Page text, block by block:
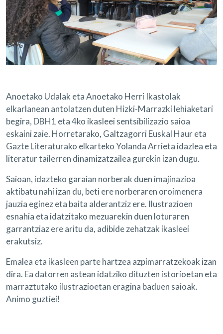
Anoetako Udalak eta Anoetako Herri Ikastolak
elkarlanean antolatzen duten Hizki-Marrazki lehiaketari
begira, DBH1 eta 4ko ikasleei sentsibilizazio saioa
eskaini zaie. Horretarako, Galtzagorri Euskal Haur eta
Gazte Literaturako elkarteko Yolanda Arrieta idazlea eta
literatur tailerren dinamizatzailea gurekin izan dugu.
Saioan, idazteko garaian norberak duen imajinazioa
aktibatu nahi izan du, beti ere norberaren oroimenera
jauzia eginez eta baita alderantziz ere. Ilustrazioen
esnahia eta idatzitako mezuarekin duen loturaren
garrantziaz ere aritu da, adibide zehatzak ikasleei
erakutsiz.
Emalea eta ikasleen parte hartzea azpimarratzekoak izan
dira. Ea datorren astean idatziko dituzten istorioetan eta
marraztutako ilustrazioetan eragina baduen saioak.
Animo guztiei!